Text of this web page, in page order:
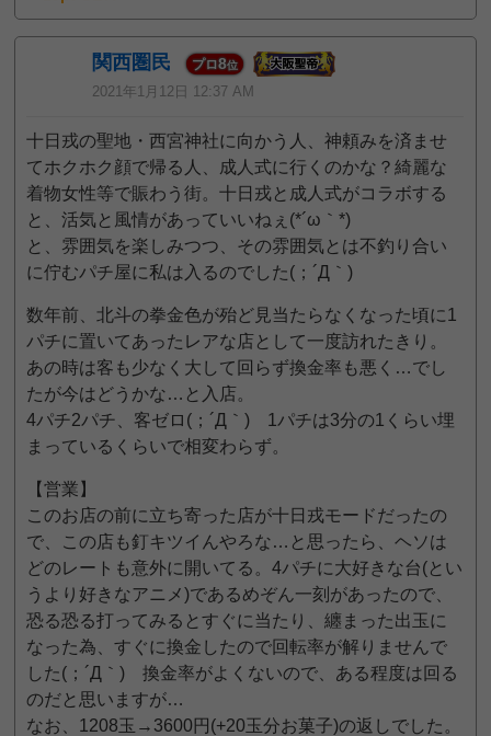
関西圏民 プロ8位
2021年1月12日 12:37 AM
十日戎の聖地・西宮神社に向かう人、神頼みを済ませ
てホクホク顔で帰る人、成人式に行くのかな？綺麗な
着物女性等で賑わう街。十日戎と成人式がコラボする
と、活気と風情があっていいねぇ(*´ω｀*)
と、雰囲気を楽しみつつ、その雰囲気とは不釣り合い
に佇むパチ屋に私は入るのでした(；´Д｀)
数年前、北斗の拳金色が殆ど見当たらなくなった頃に1
パチに置いてあったレアな店として一度訪れたきり。
あの時は客も少なく大して回らず換金率も悪く…でし
たが今はどうかな…と入店。
4パチ2パチ、客ゼロ(；´Д｀) 1パチは3分の1くらい埋
まっているくらいで相変わらず。
【営業】
このお店の前に立ち寄った店が十日戎モードだったの
で、この店も釘キツイんやろな…と思ったら、ヘソは
どのレートも意外に開いてる。4パチに大好きな台(とい
うより好きなアニメ)であるめぞん一刻があったので、
恐る恐る打ってみるとすぐに当たり、纏まった出玉に
なった為、すぐに換金したので回転率が解りませんで
した(；´Д｀) 換金率がよくないので、ある程度は回る
のだと思いますが…
なお、1208玉→3600円(+20玉分お菓子)の返しでした。